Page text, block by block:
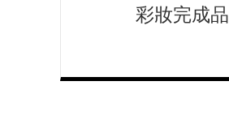
彩妝完成品